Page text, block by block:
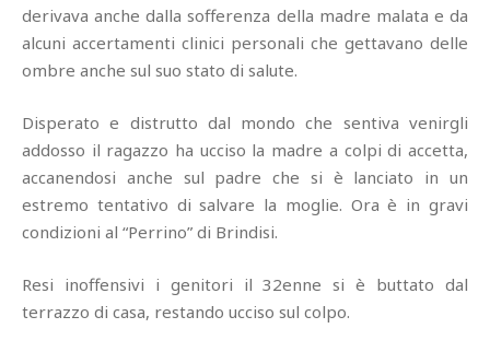
derivava anche dalla sofferenza della madre malata e da
alcuni accertamenti clinici personali che gettavano delle
ombre anche sul suo stato di salute.
Disperato e distrutto dal mondo che sentiva venirgli
addosso il ragazzo ha ucciso la madre a colpi di accetta,
accanendosi anche sul padre che si è lanciato in un
estremo tentativo di salvare la moglie. Ora è in gravi
condizioni al “Perrino” di Brindisi.
Resi inoffensivi i genitori il 32enne si è buttato dal
terrazzo di casa, restando ucciso sul colpo.